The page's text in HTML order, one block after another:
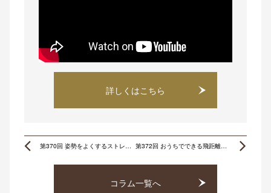
詳しくはこちら
Prev 第370回 姿勢をよくするストレッチ&お腹のエクササイズ 第372回 おうちでできる飛距離アッププログラム4週間プログラム
コラム一覧へ